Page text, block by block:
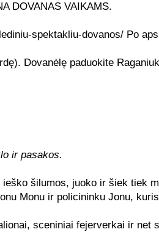
DOVANAS VAIKAMS.
spektakliu-dovanos/ Po
Dovanėlę paduokite
ir pasakos.
šilumos, juoko ir šiek tiek
Monu ir policininku Jonu,
sceniniai fejerverkai ir net